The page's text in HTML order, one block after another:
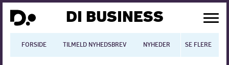
DI BUSINESS
FORSIDE TILMELD NYHEDSBREV NYHEDER BLOGS
SE FLERE